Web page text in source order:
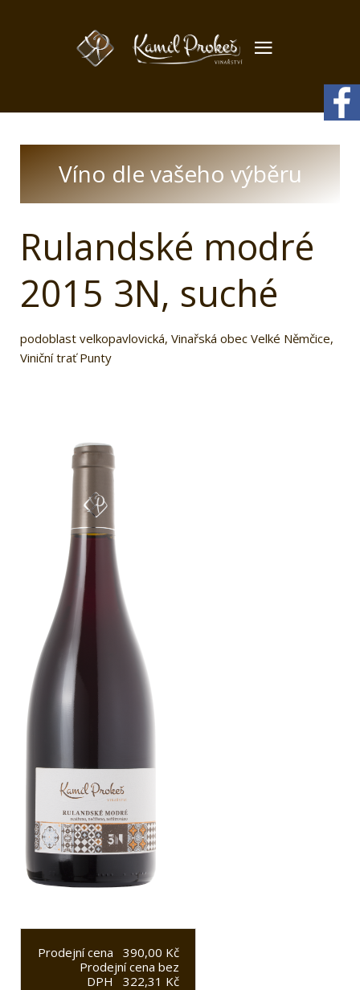
Víno dle vašeho výběru
Rulandské modré
2015 3N, suché
podoblast velkopavlovická, Vinařská obec Velké Němčice,
Viniční trať Punty
Prodejní cena
390,00 Kč
Prodejní cena bez
DPH
322,31 Kč